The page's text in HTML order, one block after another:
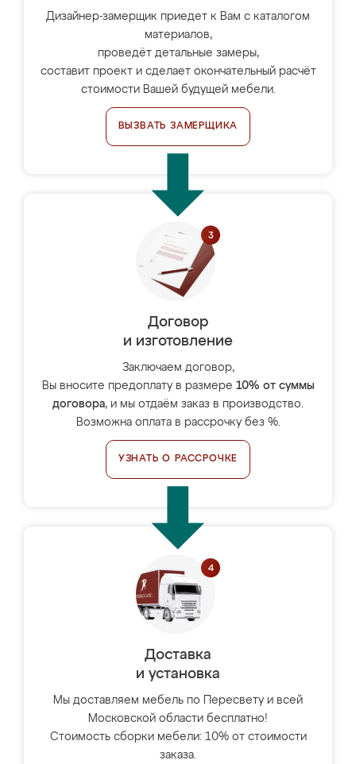
Дизайнер-замерщик приедет к Вам с каталогом
материалов,
проведёт детальные замеры,
составит проект и сделает окончательный расчёт
стоимости Вашей будущей мебели.
ВЫЗВАТЬ ЗАМЕРЩИКА
Договор
и изготовление
Заключаем договор,
Вы вносите предоплату в размере 10% от суммы
договора, и мы отдаём заказ в производство.
Возможна оплата в рассрочку без %.
УЗНАТЬ О РАССРОЧКЕ
Доставка
и установка
Мы доставляем мебель по Пересвету и всей
Московской области бесплатно!
Стоимость сборки мебели: 10% от стоимости
заказа.